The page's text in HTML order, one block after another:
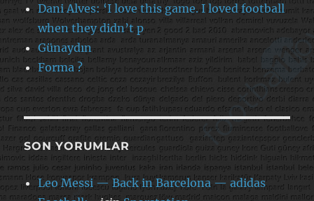
Dani Alves: ‘I love this game. I loved football
when they didn’t p
Günaydın
Forma ?
SON YORUMLAR
Leo Messi — Back in Barcelona — adidas